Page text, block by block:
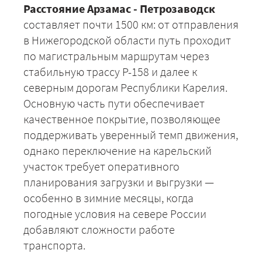
Расстояние Арзамас - Петрозаводск
составляет почти 1500 км: от отправления
в Нижегородской области путь проходит
по магистральным маршрутам через
стабильную трассу Р-158 и далее к
северным дорогам Республики Карелия.
Основную часть пути обеспечивает
качественное покрытие, позволяющее
поддерживать уверенный темп движения,
однако переключение на карельский
участок требует оперативного
планирования загрузки и выгрузки —
особенно в зимние месяцы, когда
погодные условия на севере России
добавляют сложности работе
транспорта.